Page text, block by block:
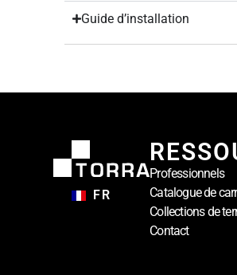
Guide d’installation
FR
Professionnels
Catalogue de
Collections de
Contact